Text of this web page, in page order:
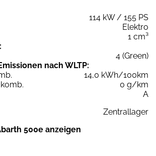
114 kW / 155 PS
Elektro
1 cm³
4 (Green)
nach WLTP:
14,0 kWh/100km
0 g/km
A
Zentrallager
500e anzeigen